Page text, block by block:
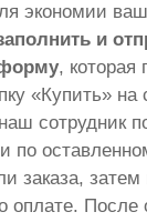
экономии
и
, которая
«Купить» на
сотрудник
по
заказа,
оплате. После